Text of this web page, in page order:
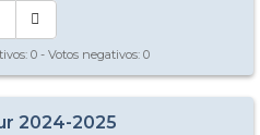
0 - Votos negativos: 0
2024-2025